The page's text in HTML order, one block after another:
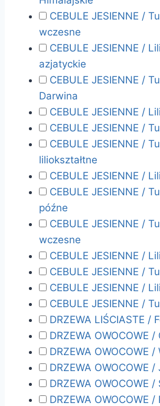
CEBULE JESIENNE /
wczesne
CEBULE JESIENNE /
azjatyckie
CEBULE JESIENNE /
Darwina
CEBULE JESIENNE /
CEBULE JESIENNE /
CEBULE JESIENNE /
liliokształtne
CEBULE JESIENNE /
CEBULE JESIENNE /
późne
CEBULE JESIENNE /
wczesne
CEBULE JESIENNE /
CEBULE JESIENNE /
CEBULE JESIENNE /
CEBULE JESIENNE /
DRZEWA LIŚCIASTE /
DRZEWA OWOCOWE /
DRZEWA OWOCOWE /
DRZEWA OWOCOWE /
DRZEWA OWOCOWE /
DRZEWA OWOCOWE /